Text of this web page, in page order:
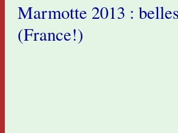
Marmotte 2013 :
(France!)